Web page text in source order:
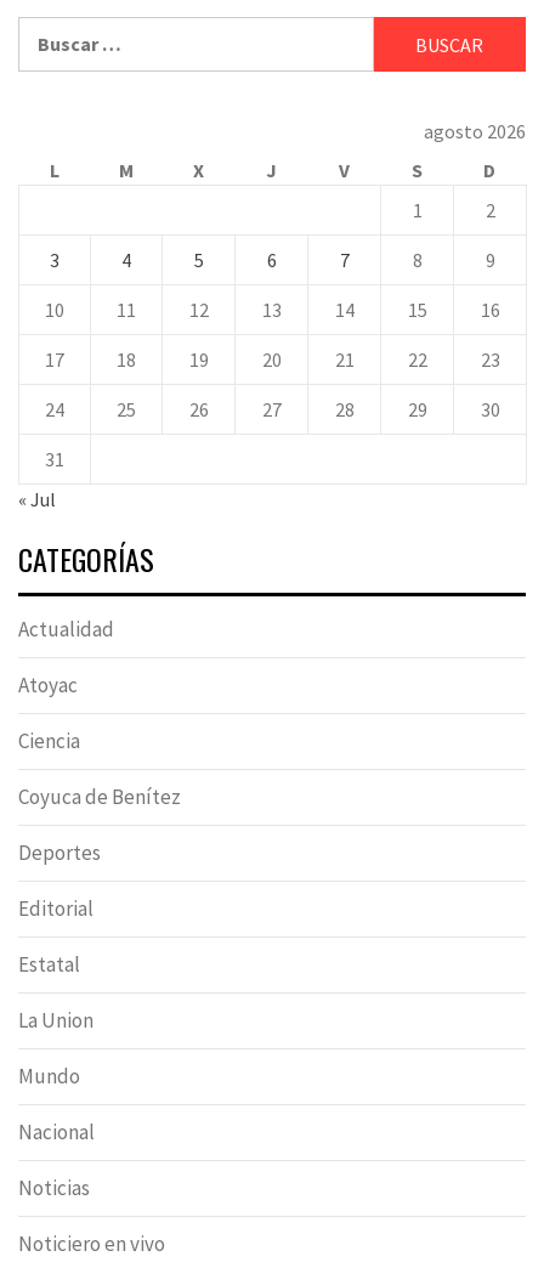
agosto 2026
L
M X J V S
D
1
2
3 4 5 6 7 8 9
10 11 12 13 14 15 16
17 18 19 20 21 22 23
24 25 26 27 28 29 30
31
« Jul
CATEGORÍAS
Actualidad
Atoyac
Ciencia
Coyuca de Benítez
Deportes
Editorial
Estatal
La Union
Mundo
Nacional
Noticias
Noticiero en vivo